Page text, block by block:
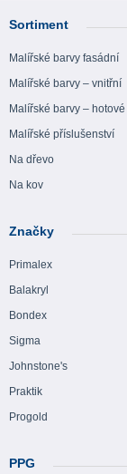
Sortiment
Malířské barvy fasádní
Malířské barvy – vnitřní
Malířské barvy –
Malířské příslušenství
Na dřevo
Na kov
Značky
Primalex
Balakryl
Bondex
Sigma
Johnstone's
Praktik
Progold
PPG